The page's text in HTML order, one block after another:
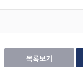
목록보기